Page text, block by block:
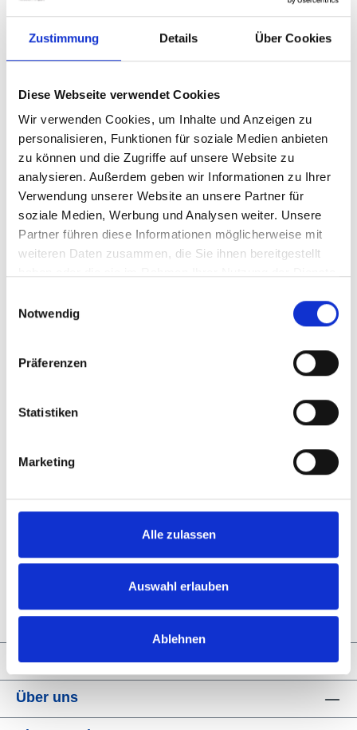
Zustimmung Details Über Cookies
Diese Webseite verwendet Cookies
Wir verwenden Cookies, um Inhalte und Anzeigen zu
personalisieren, Funktionen für soziale Medien anbieten
zu können und die Zugriffe auf unsere Website zu
analysieren. Außerdem geben wir Informationen zu Ihrer
Verwendung unserer Website an unsere Partner für
soziale Medien, Werbung und Analysen weiter. Unsere
Partner führen diese Informationen möglicherweise mit
weiteren Daten zusammen, die Sie ihnen bereitgestellt
Notwendig
Präferenzen
Statistiken
Marketing
Alle zulassen
Auswahl erlauben
Ablehnen
1.049,00 €
Preise inkl. MwSt. zzgl. Versandkosten
Versandfertig in 1 Tag, Lieferzeit 1-3 Werktage
Modellauswählen
Dreieckform Rechteckform
Ist die ideale Pflegeeinheit für jeden Belag geeignet.
Benutzung mit Schl…Mehr
Informationen zur Produktsicherheit
Service-Hotline
Über uns